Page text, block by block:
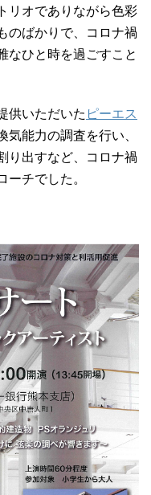
リオでありながら色彩
のばかりで、コロナ禍
なひと時を過ごすこと
供いただいた ピーエス
気能力の調査を行い、
り出すなど、コロナ禍
ーチでした。